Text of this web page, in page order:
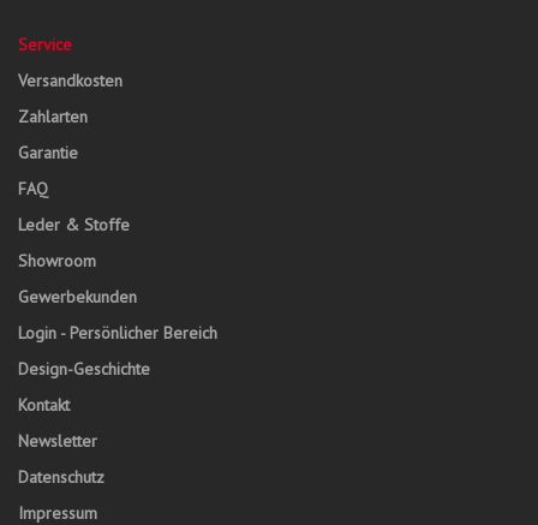
Service
Versandkosten
Zahlarten
Garantie
FAQ
Leder & Stoffe
Showroom
Gewerbekunden
Login - Persönlicher Bereich
Design-Geschichte
Kontakt
Newsletter
Datenschutz
Impressum